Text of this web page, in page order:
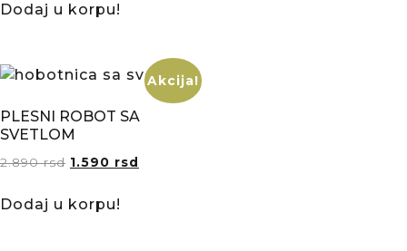
Dodaj u korpu!
Akcija!
PLESNI ROBOT SA
SVETLOM
2.890rsd 1.590 rsd
Dodaj u korpu!